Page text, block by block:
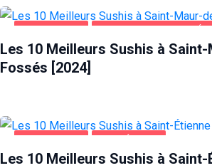
ALIMENTATION SAINT-MAUR-DES-FOSSÉS
Les 10 Meilleurs Sushis à
Fossés [2024]
ALIMENTATION SAINT-ÉTIENNE
Les 10 Meilleurs Sushis à Saint-